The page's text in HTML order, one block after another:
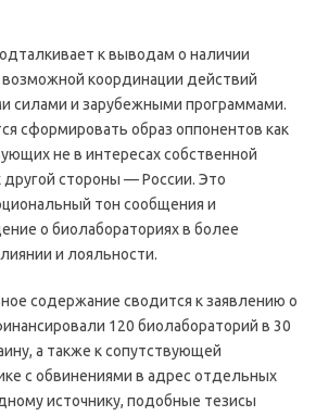
к выводам о наличии
координации действий
силами и зарубежными программами.
сформировать образ оппонентов как
не в интересах собственной
другой стороны — России. Это
тон сообщения и
о биолабораториях в более
и лояльности.
содержание сводится к заявлению о
120 биолабораторий в 30
а также к сопутствующей
с обвинениями в адрес отдельных
источнику, подобные тезисы